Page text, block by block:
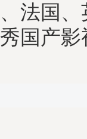
法国
国产影